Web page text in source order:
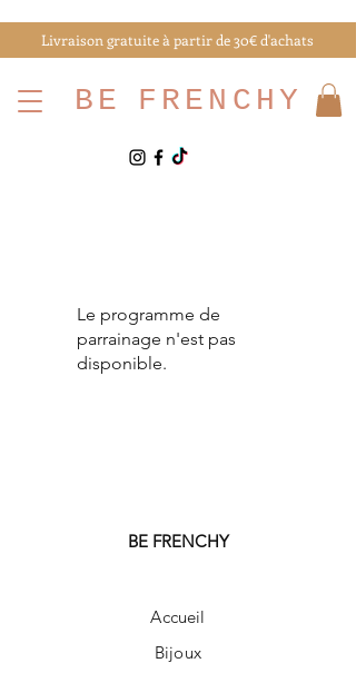
Livraison gratuite à partir de 30€ d'achats
BE FRENCHY
Le programme de
parrainage n'est pas
disponible.
BE FRENCHY
Accueil
Bijoux